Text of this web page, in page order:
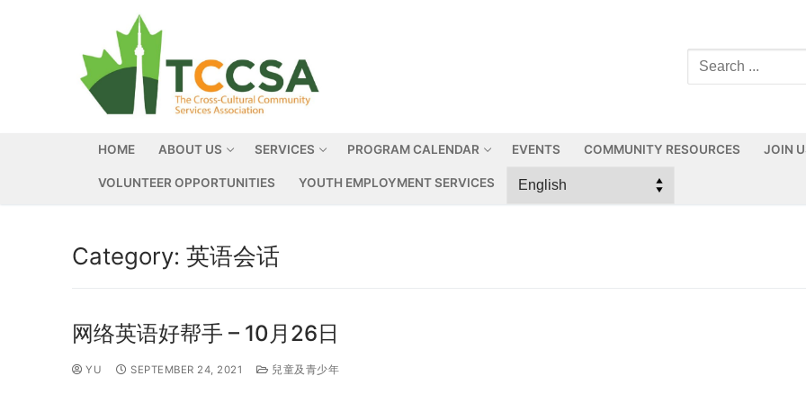
HOME ABOUT US SERVICES PROGRAM CALENDAR EVENTS COMMUNITY RESOURCES JOIN
VOLUNTEER OPPORTUNITIES YOUTH EMPLOYMENT SERVICES
Category: 英语会话
网络英语好帮手 – 10月26日
YU SEPTEMBER 24, 2021 兒童及青少年